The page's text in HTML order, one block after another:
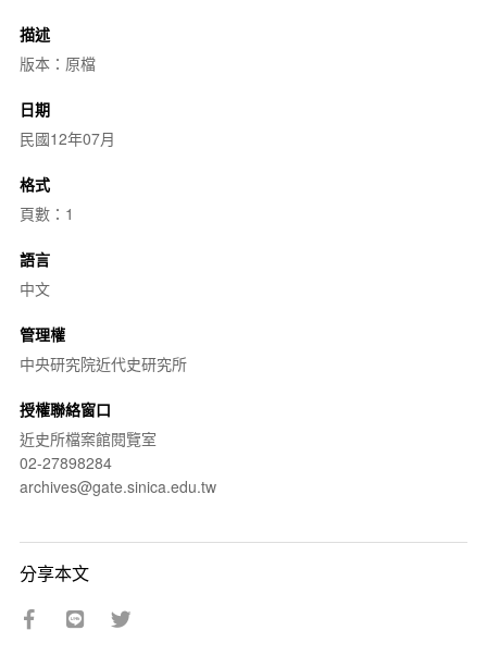
描述
版本：原檔
日期
民國12年07月
格式
頁數：1
語言
中文
管理權
中央研究院近代史研究所
授權聯絡窗口
近史所檔案館閱覽室
02-27898284
archives@gate.sinica.edu.tw
分享本文